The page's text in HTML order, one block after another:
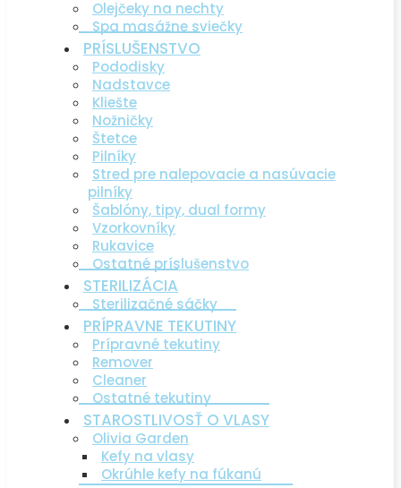
Olejčeky na nechty
Spa masážne sviečky
PRÍSLUŠENSTVO
Pododisky
Nadstavce
Kliešte
Nožničky
Štetce
Pilníky
Stred pre nalepovacie a nasúvacie
pilníky
Šablóny, tipy, dual formy
Vzorkovníky
Rukavice
Ostatné príslušenstvo
STERILIZÁCIA
Sterilizačné sáčky
PRÍPRAVNE TEKUTINY
Prípravné tekutiny
Remover
Cleaner
Ostatné tekutiny
STAROSTLIVOSŤ O VLASY
Olivia Garden
Kefy na vlasy
Okrúhle kefy na fúkanú